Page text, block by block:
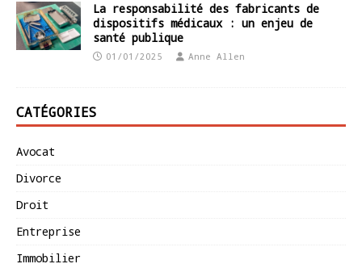
La responsabilité des fabricants de
dispositifs médicaux : un enjeu de
santé publique
01/01/2025 Anne Allen
CATÉGORIES
Avocat
Divorce
Droit
Entreprise
Immobilier